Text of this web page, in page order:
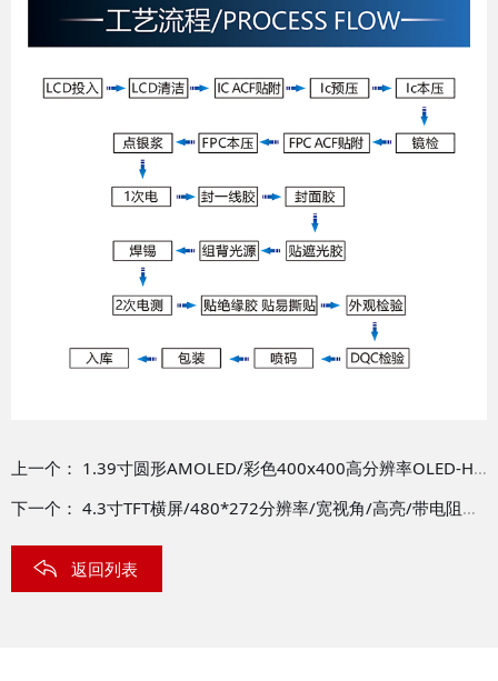
上一个： 1.39寸圆形AMOLED/彩色400x400高分辨率OLED-H0139A
下一个： 4.3寸TFT横屏/480*272分辨率/宽视角/高亮/带电阻触摸屏/TFT-H043A2WQIST5R40
返回列表